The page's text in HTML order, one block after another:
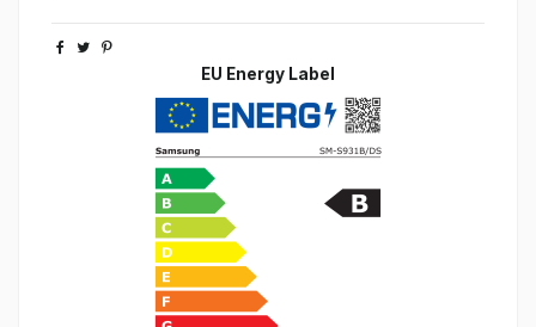
EU Energy Label